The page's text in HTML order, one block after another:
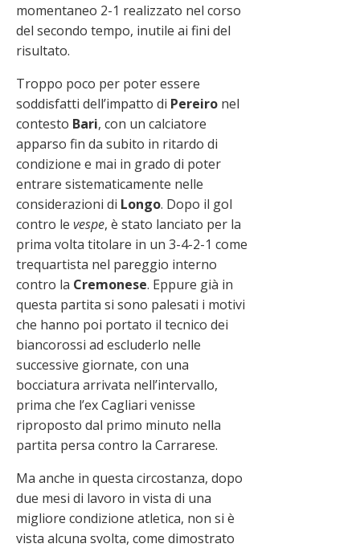
momentaneo 2-1 realizzato nel corso
del secondo tempo, inutile ai fini del
risultato.
Troppo poco per poter essere
soddisfatti dell’impatto di Pereiro nel
contesto Bari, con un calciatore
apparso fin da subito in ritardo di
condizione e mai in grado di poter
entrare sistematicamente nelle
considerazioni di Longo. Dopo il gol
contro le vespe, è stato lanciato per la
prima volta titolare in un 3-4-2-1 come
trequartista nel pareggio interno
contro la Cremonese. Eppure già in
questa partita si sono palesati i motivi
che hanno poi portato il tecnico dei
biancorossi ad escluderlo nelle
successive giornate, con una
bocciatura arrivata nell’intervallo,
prima che l’ex Cagliari venisse
riproposto dal primo minuto nella
partita persa contro la Carrarese.
Ma anche in questa circostanza, dopo
due mesi di lavoro in vista di una
migliore condizione atletica, non si è
vista alcuna svolta, come dimostrato